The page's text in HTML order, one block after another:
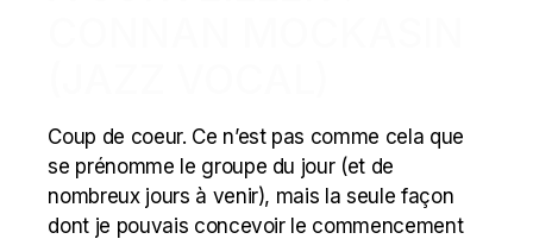
Coup de coeur. Ce n’est pas comme cela que
se prénomme le groupe du jour (et de
nombreux jours à venir), mais la seule façon
dont je pouvais concevoir le commencement